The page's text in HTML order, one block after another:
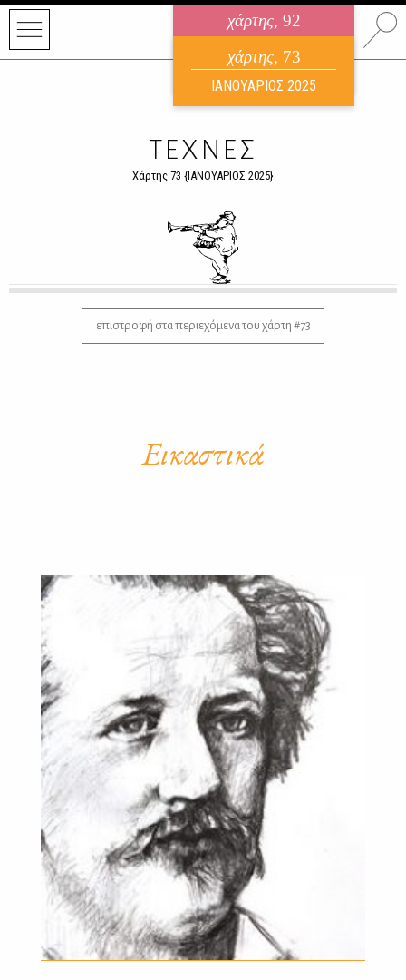
χάρτης, 92
ηλεκτρονικό περιοδικό
ΑΥΓΟΥΣΤΟΣ 2026
χάρτης, 73
ΙΑΝΟΥΑΡΙΟΣ 2025
ΤΕΧΝΕΣ
Χάρτης 73 {ΙΑΝΟΥΑΡΙΟΣ 2025}
επιστροφή στα περιεχόμενα του χάρτη #73
Εικαστικά